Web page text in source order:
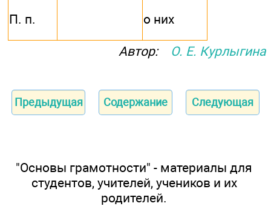
П. п. о них
Автор: О. Е. Курлыгина
Предыдущая Содержание Следующая
"Основы грамотности" - материалы для
студентов, учителей, учеников и их
родителей.